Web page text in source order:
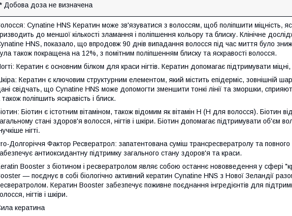
Добова доза не визначена
Cynatine HNS Кератин може зв'язуватися з волоссям, щоб поліпшити міцність,
до меншої кількості зламання і поліпшення кольору та блиску. Клінічне
HNS, показало, що впродовж 90 днів випадання волосся під час миття було
також покращена на 12%, з помітним поліпшенням блиску та яскравості волосся.
Кератин є основним білком для краси нігтів. Кератин допомагає підтримувати міцні,
Кератин є ключовим структурним елементом, який містить епідерміс, зовнішній
свідчать, що Cynatine HNS може допомогти зменшити тонкі лінії та зморшки,
також поліпшить яскравість і блиск.
Біотин є істотним вітаміном, також відомим як вітамін Н (Н для волосся). Біотин
стані здоров'я волосся, нігтів і шкіри. Біотин допомагає підтримувати об'єм
нігті.
Долгоріччя Фактор Ресвератрол: запатентована суміш трансресвератролу та повного
антиоксидантну підтримку загального стану здоров'я та краси.
Booster з біотином і ресвератролом являє собою останнє нововведення у сфері
— поєднує в собі біологічно активний кератин Cynatine HNS з Нової Зеландії
Кератин Booster забезпечує поживне поєднання інгредієнтів для
нігтів і шкіри.
кератина